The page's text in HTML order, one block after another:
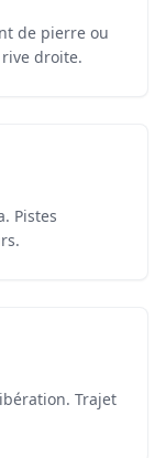
de pierre ou
rive droite.
Pistes
Trajet